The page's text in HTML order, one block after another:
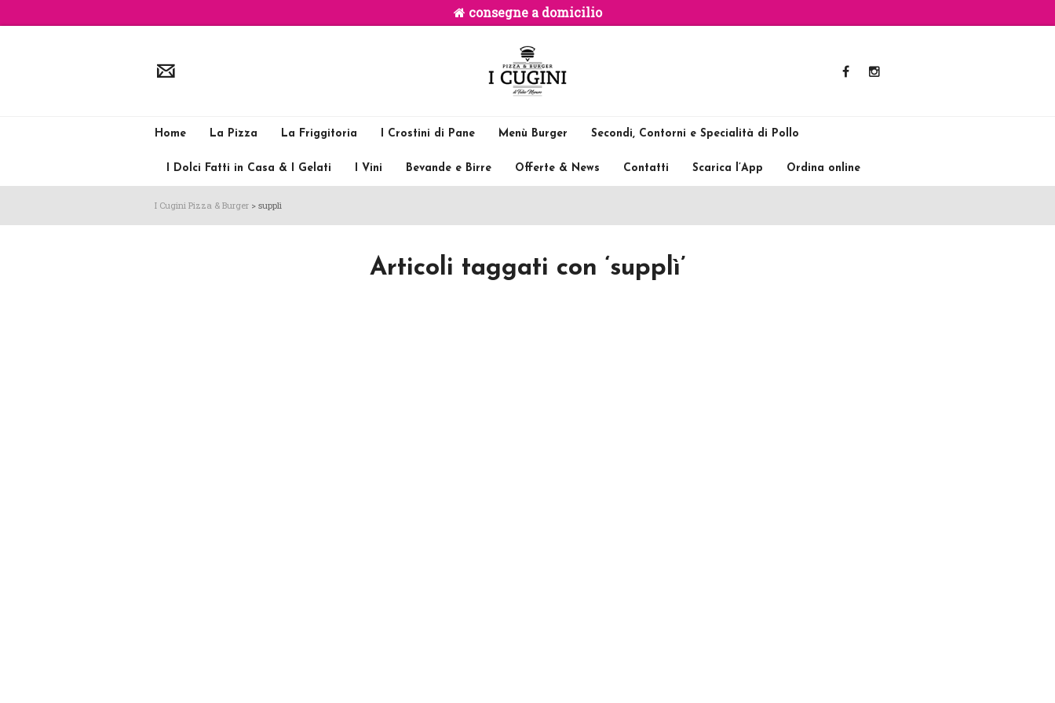
consegne a domicilio
Home La Pizza La Friggitoria I Crostini di Pane Menù Burger Secondi, Contorni e Specialità di Pollo
I Dolci Fatti in Casa & I Gelati I Vini Bevande e Birre Offerte & News Contatti Scarica l’App Ordina online
I Cugini Pizza & Burger > supplì
Articoli taggati con ‘supplì’